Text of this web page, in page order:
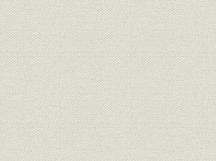
T-10型懸垂ガイシ
大正2年
(1921年)
シェーネ式淘汰分析試験装置、
機械ろくろ成形、プルダウン成
形
懸垂ガイシの製造工程 昭和2年
機械ろくろ成形、プルダウン成
形(予備鏝成形、本鏝成形)